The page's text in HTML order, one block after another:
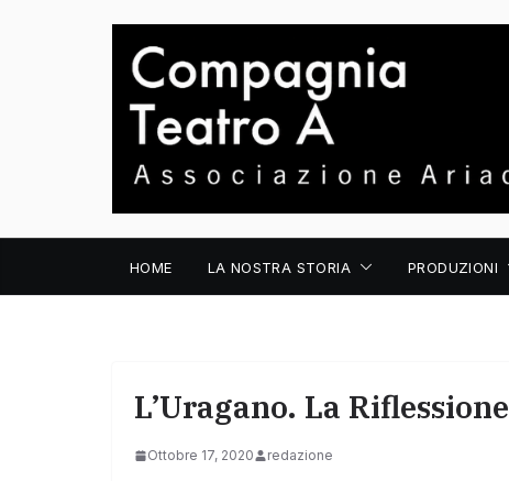
HOME LA NOSTRA STORIA PRODUZIONI
L’Uragano. La Riflessione
Ottobre 17, 2020 redazione